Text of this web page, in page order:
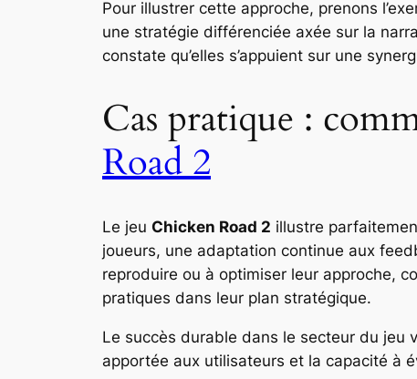
Pour illustrer cette approche, prenons
une stratégie différenciée axée sur la
constate qu’elles s’appuient sur une
Cas pratique :
Road 2
Le jeu Chicken Road 2 illustre
joueurs, une adaptation continue aux
reproduire ou à optimiser leur approche,
pratiques dans leur plan stratégique.
Le succès durable dans le secteur du jeu
apportée aux utilisateurs et la capacité à